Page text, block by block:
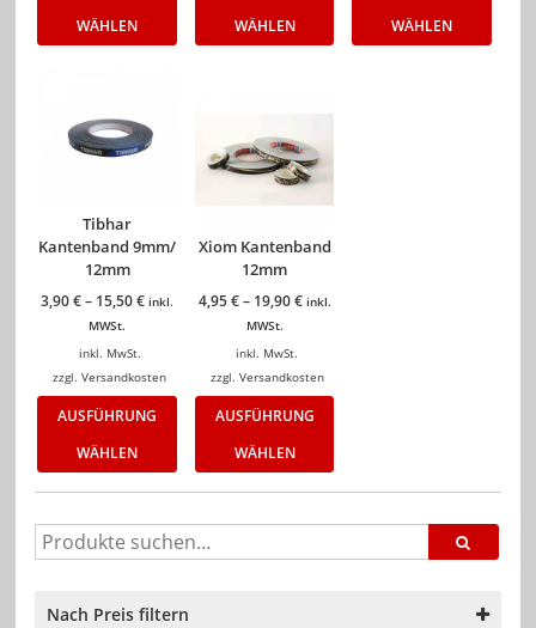
WÄHLEN
WÄHLEN
WÄHLEN
Tibhar
Kantenband 9mm/
12mm
3,90€– 15,50€ inkl.
MWSt.
inkl. MwSt.
zzgl.Versandkosten
AUSFÜHRUNG
WÄHLEN
Xiom Kantenband
12mm
4,95€– 19,90€ inkl.
MWSt.
inkl. MwSt.
zzgl. Versandkosten
AUSFÜHRUNG
WÄHLEN
Nach Preis filtern